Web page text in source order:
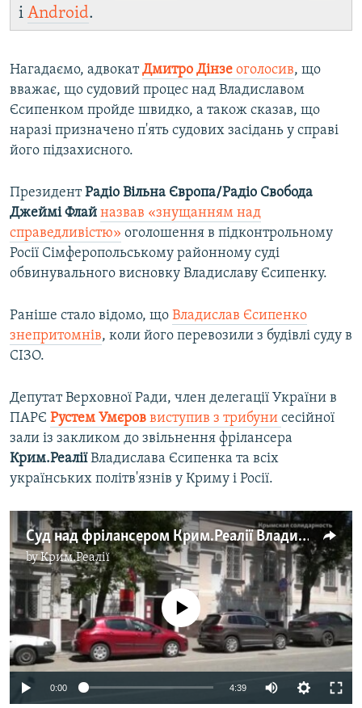
і Android.
Нагадаємо, адвокатДмитро Дінзе оголосив, що
вважає, що судовий процес над Владиславом
Єсипенком пройде швидко, а також сказав, що
наразі призначено п'ять судових засідань у справі
його підзахисного.
ПрезидентРадіо Вільна Європа/Радіо Свобода
Джеймі Флай назвав «знущанням над
справедливістю» оголошення в підконтрольному
Росії Сімферопольському районному суді
обвинувального висновку Владиславу Єсипенку.
Раніше стало відомо, що Владислав Єсипенко
знепритомнів, коли його перевозили з будівлі суду в
СІЗО.
Депутат Верховної Ради, член делегації України в
ПАРЄ Рустем Умєров виступив з трибуни сесійної
зали із закликом до звільнення фрілансера
Крим.РеаліїВладислава Єсипенка та всіх
українських політв'язнів у Криму і Росії.
Суд над фрілансером Крим.Реалії Владиславом Єсипенком: як проходило засідання (відео)
byКрим.Реалії
No media source currently available
0:00 4:39